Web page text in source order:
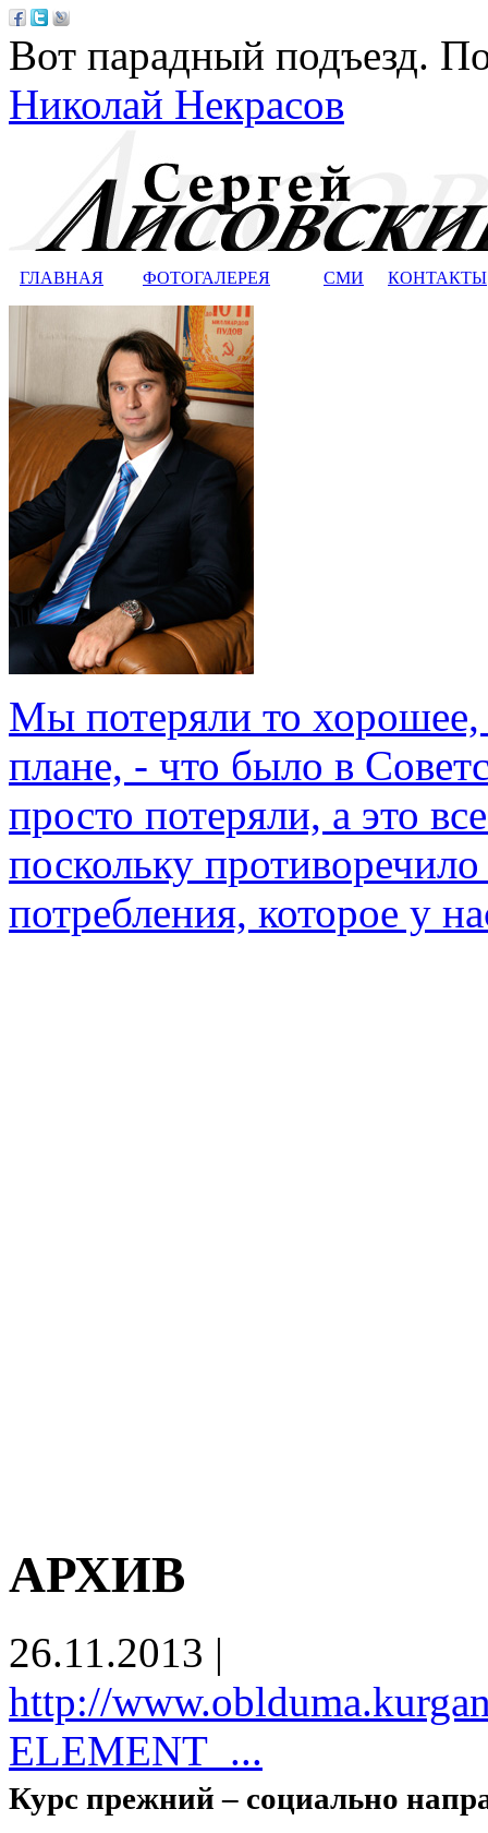
Вот парадный подъезд.
Николай Некрасов
ГЛАВНАЯ ФОТОГАЛЕРЕЯ СМИ КОНТАКТЫ
Мы потеряли то
плане, - что было в
просто потеряли, а это
поскольку
потребления, которое у
АРХИВ
26.11.2013 |
http://
ELEMENT_...
Курс прежний – социально